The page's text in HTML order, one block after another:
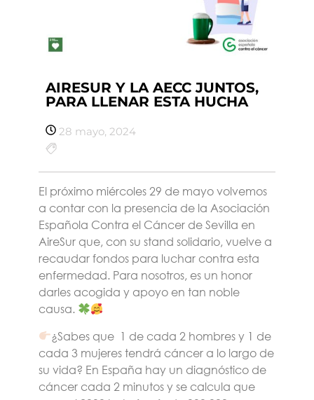
AIRESUR Y LA AECC JUNTOS,
PARA LLENAR ESTA HUCHA
28 mayo, 2024
El próximo miércoles 29 de mayo volvemos
a contar con la presencia de la Asociación
Española Contra el Cáncer de Sevilla en
AireSur que, con su stand solidario, vuelve a
recaudar fondos para luchar contra esta
enfermedad. Para nosotros, es un honor
darles acogida y apoyo en tan noble
causa.
¿Sabes que 1 de cada 2 hombres y 1 de
cada 3 mujeres tendrá cáncer a lo largo de
su vida? En España hay un diagnóstico de
cáncer cada 2 minutos y se calcula que